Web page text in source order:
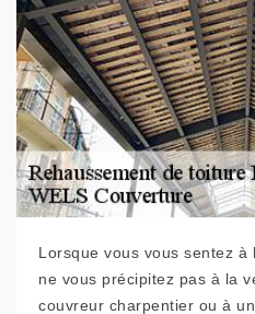
Lorsque vous vous sentez à
ne vous précipitez pas à la
couvreur charpentier ou à